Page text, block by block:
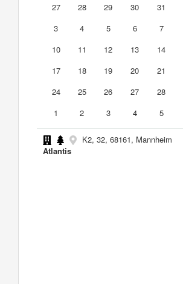
27
28 29 30 31
3
4 5 6 7
10
11 12 13 14
17
18 19 20 21
24
25 26 27 28
1
2 3 4 5
K2, 32, 68161, Mannheim
Atlantis